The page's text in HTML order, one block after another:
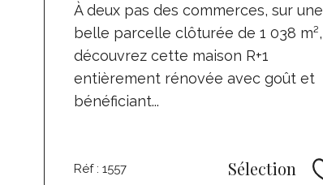
À deux pas des commerces, sur une
belle parcelle clôturée de 1 038 m²,
découvrez cette maison R+1
entièrement rénovée avec goût et
bénéficiant...
Réf : 1557 Sélection